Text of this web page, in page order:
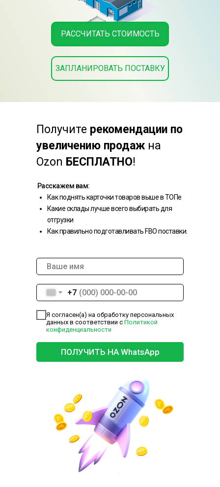
РАССЧИТАТЬ СТОИМОСТЬ
ЗАПЛАНИРОВАТЬ ПОСТАВКУ
+7
Я согласен(а) на обработку персональных
данных в соответствии с Политикой
конфиденциальности
ПОЛУЧИТЬ НА WhatsApp
Расскажем вам:
Как поднять карточки товаров выше в ТОПе
Какие склады лучше всего выбирать для
отгрузки
Как правильно подготавливать FBO поставки.
Получите рекомендации по
увеличению продаж на
Ozon БЕСПЛАТНО!